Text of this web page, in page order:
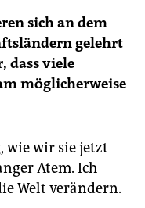
sich an dem
gelehrt
dass viele
möglicherweise
wie wir sie jetzt
Atem. Ich
Welt verändern.